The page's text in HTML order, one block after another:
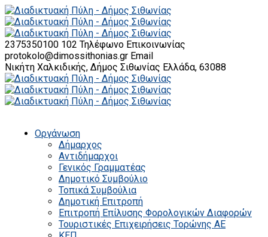
2375350100 102 Τηλέφωνο Επικοινωνίας
protokolo@dimossithonias.gr Email
Νικήτη Χαλκιδικής, Δήμος Σιθωνίας Ελλάδα, 63088
Οργάνωση
Δήμαρχος
Αντιδήμαρχοι
Γενικός Γραμματέας
Δημοτικό Συμβούλιο
Τοπικά Συμβούλια
Δημοτική Επιτροπή
Επιτροπή Επίλυσης Φορολογικών Διαφορών
Τουριστικές Επιχειρήσεις Τορώνης ΑΕ